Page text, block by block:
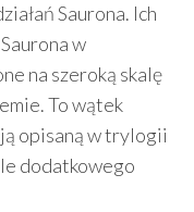
Saurona. Ich
w
na szeroką skalę
To wątek
opisaną w trylogii
dodatkowego